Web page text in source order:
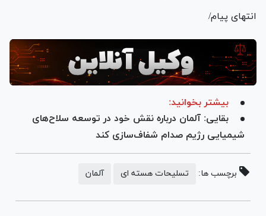
انتهای پیام/
بیشتر بخوانید:
بقایی: آلمان درباره نقش خود در توسعه سلاح‌های
شیمیایی رژیم صدام شفاف‌سازی کند
برچسب ها: تسلیحات هسته ای آلمان